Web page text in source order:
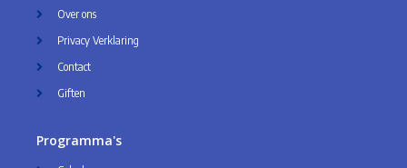
Over ons
Privacy Verklaring
Contact
Giften
Programma's